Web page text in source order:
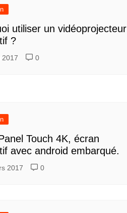
utiliser un vidéoprojecteur
?
2017 0
Touch 4K, écran
avec android embarqué.
2017 0